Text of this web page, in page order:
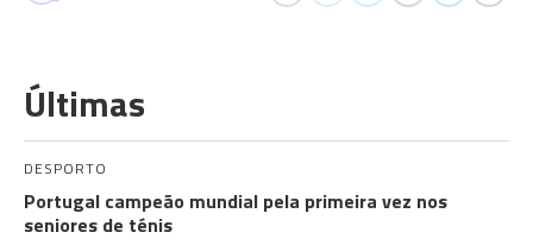
Últimas
DESPORTO
Portugal campeão mundial pela primeira vez nos
seniores de ténis